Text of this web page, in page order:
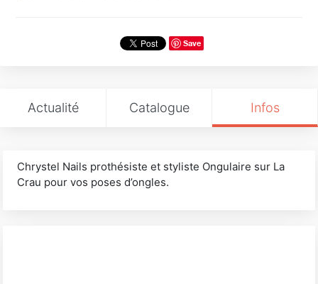
Save
Actualité Catalogue Infos
Chrystel Nails prothésiste et styliste Ongulaire sur La
Crau pour vos poses d’ongles.